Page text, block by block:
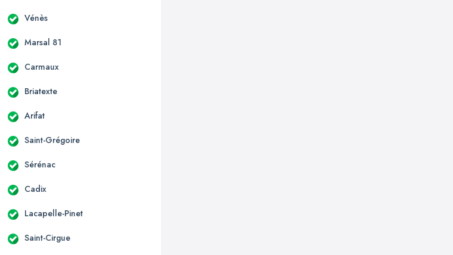
Vénès
Marsal 81
Carmaux
Briatexte
Arifat
Saint-Grégoire
Sérénac
Cadix
Lacapelle-Pinet
Saint-Cirgue